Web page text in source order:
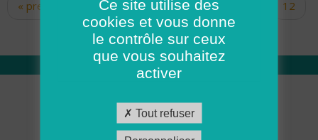
Pages
« premier ‹ précédent … 10
12
14 15 16 17
Qui sommes nous
Académie ADMR
Ce site utilise des
cookies et vous donne
le contrôle sur ceux
que vous souhaitez
activer
Tout refuser